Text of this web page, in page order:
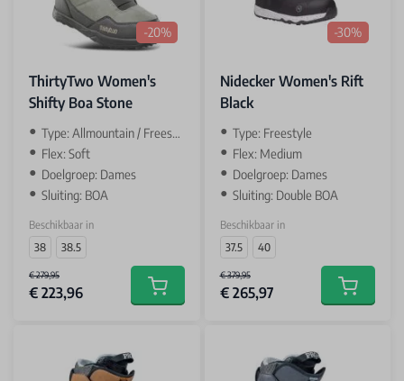
-20%
ThirtyTwo Women's
Shifty Boa Stone
Type: Allmountain / Freestyle
Flex: Soft
Doelgroep: Dames
Sluiting: BOA
Beschikbaar in
38
38.5
€ 279,95
€ 223,96 Add to cart
-30%
Nidecker Women's Rift
Black
Type: Freestyle
Flex: Medium
Doelgroep: Dames
Sluiting: Double BOA
Beschikbaar in
37.5
40
€ 379,95
€ 265,97 Add to